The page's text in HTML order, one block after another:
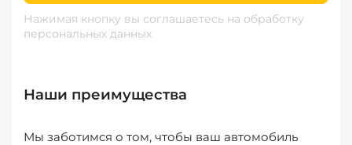
Нажимая кнопку вы соглашаетесь на обработку
персональных данных
Наши преимущества
Мы заботимся о том, чтобы ваш автомобиль